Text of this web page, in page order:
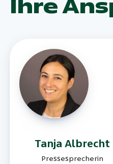
Ihre
Tanja Albrecht
Pressesprecherin